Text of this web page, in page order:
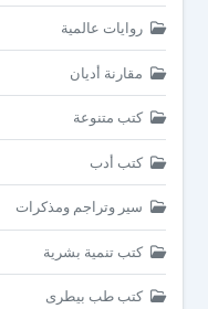
روايات عالمية
مقارنة أديان
كتب متنوعة
كتب أدب
سير وتراجم ومذكرات
كتب تنمية بشرية
كتب طب بيطرى